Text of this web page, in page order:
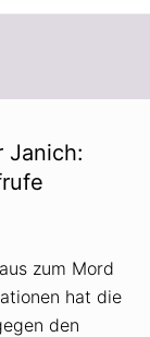
Janich:
zum Mord
hat die
den